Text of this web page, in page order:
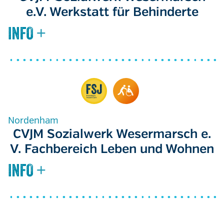
e.V. Werkstatt für Behinderte
Nordenham
CVJM Sozialwerk Wesermarsch e.
V. Fachbereich Leben und Wohnen